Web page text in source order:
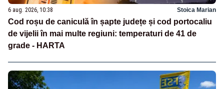
6 aug. 2026, 10:38 Stoica Marian
Cod roșu de caniculă în șapte județe și cod portocaliu
de vijelii în mai multe regiuni: temperaturi de 41 de
grade - HARTA